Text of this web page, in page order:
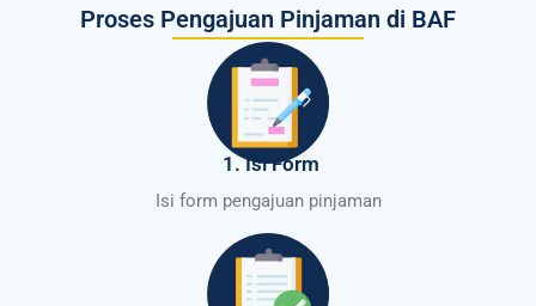
Proses Pengajuan Pinjaman di BAF
1. Isi Form
Isi form pengajuan pinjaman